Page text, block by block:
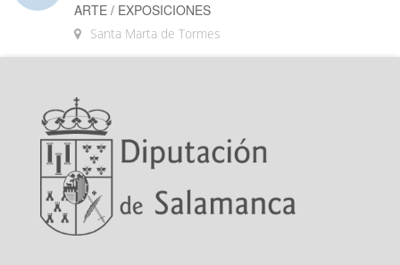
ARTE / EXPOSICIONES
Santa Marta de Tormes